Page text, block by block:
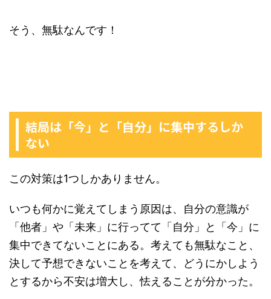
そう、無駄なんです！
結局は「今」と「自分」に集中するしか
ない
この対策は1つしかありません。
いつも何かに覚えてしまう原因は、自分の意識が
「他者」や「未来」に行ってて「自分」と「今」に
集中できてないことにある。考えても無駄なこと、
決して予想できないことを考えて、どうにかしよう
とするから不安は増大し、怯えることが分かった。